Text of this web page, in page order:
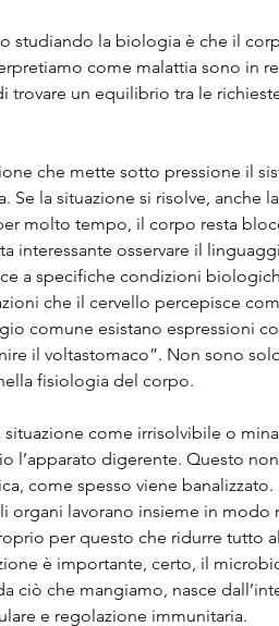
studiando la biologia è che il
come malattia sono in
un equilibrio tra le
che mette sotto pressione il
la situazione si risolve, anche
molto tempo, il corpo resta
interessante osservare il
a specifiche condizioni
che il cervello percepisce
comune esistano espressioni
il voltastomaco”. Non sono
fisiologia del corpo.
come irrisolvibile o
digerente. Questo
come spesso viene
organi lavorano insieme in
per questo che ridurre tutto
è importante, certo, il
ciò che mangiamo, nasce
e regolazione immunitaria.